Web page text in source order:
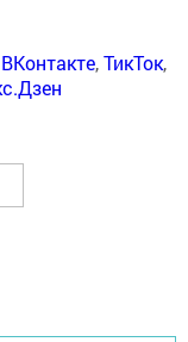
ВКонтакте,ТикТок,